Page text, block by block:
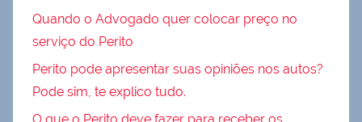
Quando o Advogado quer colocar preço no
serviço do Perito
Perito pode apresentar suas opiniões nos autos?
Pode sim, te explico tudo.